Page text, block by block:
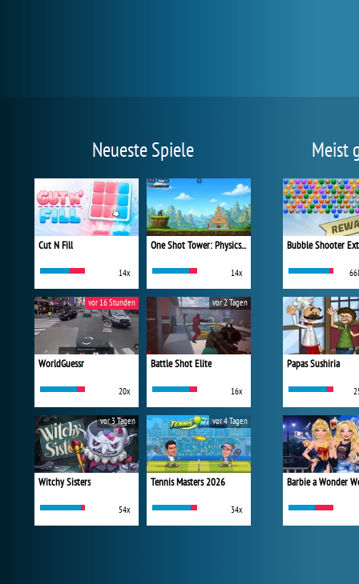
Neueste Spiele
Cut N Fill
14x
One Shot Tower: Physics Destroyer
14x
WorldGuessr
20x
vor 16 Stunden
Battle Shot Elite
16x
vor 2 Tagen
Witchy Sisters
54x
vor 3 Tagen
Tennis Masters 2026
34x
vor 4 Tagen
Meist
Bubble Shooter
Papas Sushiria